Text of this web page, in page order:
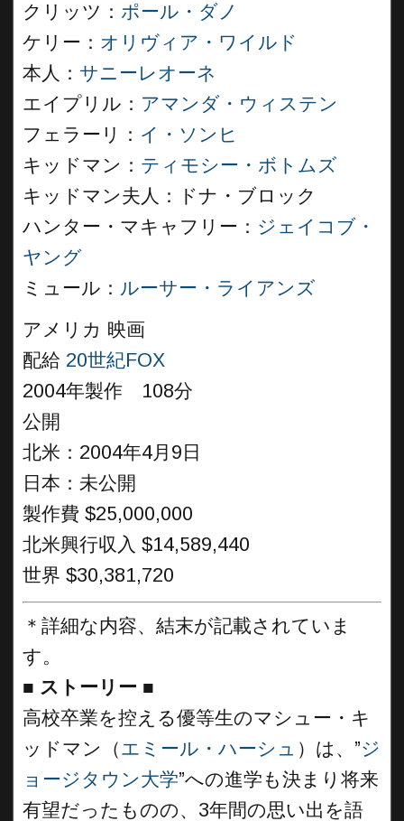
クリッツ： ポール・ダノ
ケリー： オリヴィア・ワイルド
本人： サニーレオーネ
エイプリル： アマンダ・ウィステン
フェラーリ： イ・ソンヒ
キッドマン： ティモシー・ボトムズ
キッドマン夫人：ドナ・ブロック
ハンター・マキャフリー： ジェイコブ・
ヤング
ミュール： ルーサー・ライアンズ
アメリカ 映画
配給 20世紀FOX
2004年製作 108分
公開
北米：2004年4月9日
日本：未公開
製作費 $25,000,000
北米興行収入 $14,589,440
世界 $30,381,720
＊詳細な内容、結末が記載されていま
す。
■ ストーリー ■
高校卒業を控える優等生のマシュー・キ
ッドマン（エミール・ハーシュ ）は、”ジ
ョージタウン大学”への進学も決まり将来
有望だったものの、3年間の思い出を語